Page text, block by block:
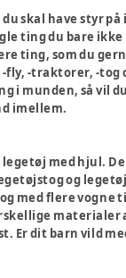
skal have styr
ting du bare
ting, som du
fly, -traktorer, -
i munden, så vil
imellem.
med hjul.
og
med flere vogne
materialer
dit barn vild